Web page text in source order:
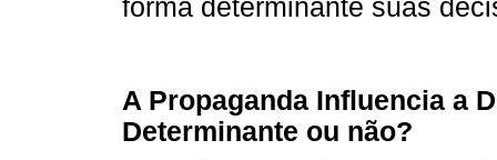
forma determinante suas
A Propaganda Influencia a
Determinante ou não?